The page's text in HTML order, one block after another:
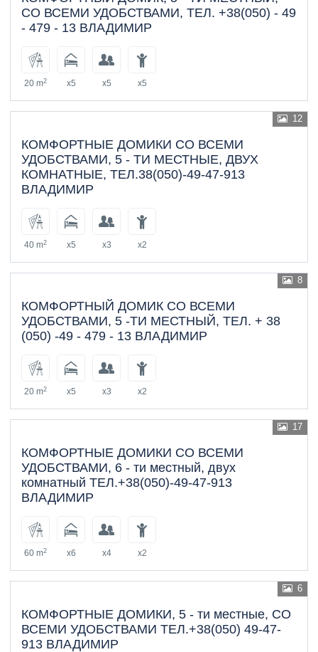
СО ВСЕМИ УДОБСТВАМИ, ТЕЛ. +38(050) - 49
- 479 - 13 ВЛАДИМИР
20 m2 x5 x5 x5
12
КОМФОРТНЫЕ ДОМИКИ СО ВСЕМИ
УДОБСТВАМИ, 5 - ТИ МЕСТНЫЕ, ДВУХ
КОМНАТНЫЕ, ТЕЛ.38(050)-49-47-913
ВЛАДИМИР
40 m2 x5 x3 x2
8
КОМФОРТНЫЙ ДОМИК СО ВСЕМИ
УДОБСТВАМИ, 5 -ТИ МЕСТНЫЙ, ТЕЛ. + 38
(050) -49 - 479 - 13 ВЛАДИМИР
20 m2 x5 x3 x2
17
КОМФОРТНЫЕ ДОМИКИ СО ВСЕМИ
УДОБСТВАМИ, 6 - ти местный, двух
комнатный ТЕЛ.+38(050)-49-47-913
ВЛАДИМИР
60 m2 x6 x4 x2
6
КОМФОРТНЫЕ ДОМИКИ, 5 - ти местные, СО
ВСЕМИ УДОБСТВАМИ ТЕЛ.+38(050) 49-47-
913 ВЛАДИМИР